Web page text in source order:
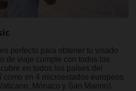
perfecto para obtener tu visado
de viaje cumple con todos los
en todos los países del
como en 4 microestados europeos
Mónaco y San Marino).